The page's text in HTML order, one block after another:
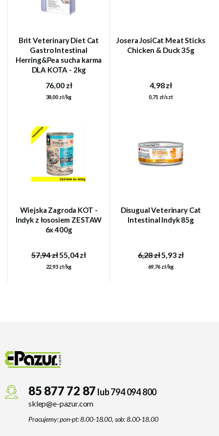
Brit Veterinary Diet Cat
Gastro Intestinal
Herring&Pea sucha karma
DLA KOTA - 2kg
76,00 zł
38,00 zł/kg
Josera JosiCat Meat Sticks
Chicken & Duck 35g
4,98 zł
0,71 zł/szt
Wiejska Zagroda KOT -
Indyk z łososiem ZESTAW
6x 400g
57,94 zł55,04 zł
22,93 zł/kg
Disugual Veterinary Cat
Intestinal Indyk 85g
6,28 zł5,93 zł
69,76 zł/kg
85 877 72 87 lub 794 094 800
sklep@e-pazur.com
Pracujemy: pon-pt: 8.00-18.00, sob: 8.00-18.00